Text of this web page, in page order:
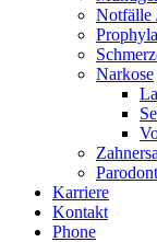
Notfälle
Narkose
Karriere
Kontakt
Phone